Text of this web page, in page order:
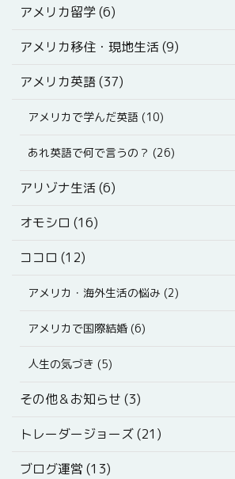
アメリカ留学 (6)
アメリカ移住・現地生活 (9)
アメリカ英語 (37)
アメリカで学んだ英語 (10)
あれ英語で何で言うの？ (26)
アリゾナ生活 (6)
オモシロ (16)
ココロ (12)
アメリカ・海外生活の悩み (2)
アメリカで国際結婚 (6)
人生の気づき (5)
その他＆お知らせ (3)
トレーダージョーズ (21)
ブログ運営 (13)